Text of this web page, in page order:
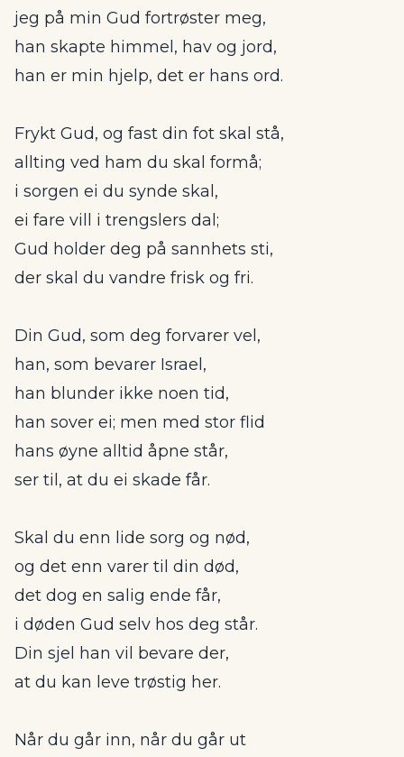
jeg på min Gud fortrøster meg,
han skapte himmel, hav og jord,
han er min hjelp, det er hans ord.
Frykt Gud, og fast din fot skal stå,
allting ved ham du skal formå;
i sorgen ei du synde skal,
ei fare vill i trengslers dal;
Gud holder deg på sannhets sti,
der skal du vandre frisk og fri.
Din Gud, som deg forvarer vel,
han, som bevarer Israel,
han blunder ikke noen tid,
han sover ei; men med stor flid
hans øyne alltid åpne står,
ser til, at du ei skade får.
Skal du enn lide sorg og nød,
og det enn varer til din død,
det dog en salig ende får,
i døden Gud selv hos deg står.
Din sjel han vil bevare der,
at du kan leve trøstig her.
Når du går inn, når du går ut